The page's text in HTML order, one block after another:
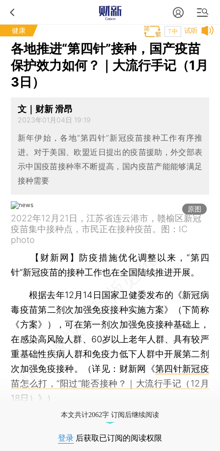
健康 试听
T中
各地推进“第四针”接种，国产疫苗
保护效力如何？｜大流行手记（1月
3日）
文｜财新 滑昂
2023年01月04日 19:19
新年伊始，各地“第四针”新冠疫苗接种工作有序推
进。对于美国、欧盟近日提出的疫苗援助，外交部表
示中国疫苗接种率不断提高，国内疫苗产能能够满足
接种需要
原图
2022年12月21日，江苏省连云港市，赣榆区新冠
疫苗集中接种点，市民正在接种疫苗。图：IC
photo
【财新网】 防疫措施优化调整以来，“第四
针”新冠疫苗的接种工作也在全国陆续推进开展。
根据去年12月14日国家卫健委发布的《新冠病
毒疫苗第二剂次加强免疫接种实施方案》（下简称
《方案》），可在第一剂次加强免疫接种基础上，
在感染高风险人群、60岁以上老年人群、具有较严
重基础性疾病人群和免疫力低下人群中开展第二剂
次加强免疫接种。（详见：财新网《第四针新冠疫
苗怎么打，“阳过”能否接种？｜大流行手记（12月
18日） 》）
本文共计2062字 订阅后继续阅读
登录 后获取已订阅的阅读权限